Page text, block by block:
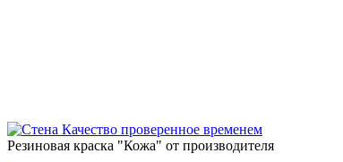
Качество проверенное временем
Резиновая краска "Кожа" от производителя